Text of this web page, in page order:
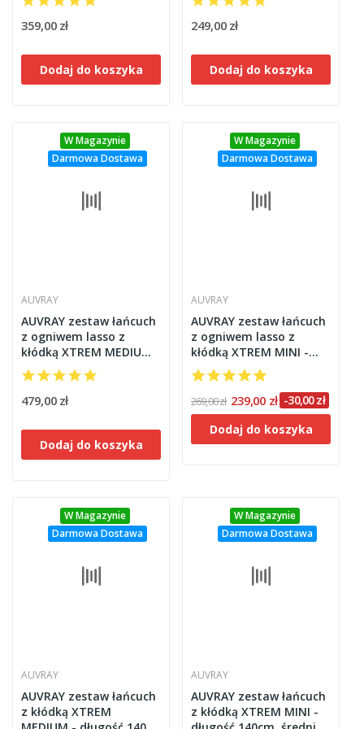
359,00 zł
Dodaj do koszyka
249,00 zł
Dodaj do koszyka
W Magazynie
Darmowa Dostawa
AUVRAY
AUVRAY zestaw łańcuch
z ogniwem lasso z
kłódką XTREM MEDIUM -
długość 120cm, średnica
13,5mm (klasa S.R.A.)
479,00 zł
Dodaj do koszyka
W Magazynie
Darmowa Dostawa
AUVRAY
AUVRAY zestaw łańcuch
z ogniwem lasso z
kłódką XTREM MINI -
długość 120cm, średnica
12mm
269,00 zł 239,00 zł -30,00 zł
Dodaj do koszyka
W Magazynie
Darmowa Dostawa
AUVRAY
AUVRAY zestaw łańcuch
z kłódką XTREM
W Magazynie
Darmowa Dostawa
AUVRAY
AUVRAY zestaw łańcuch
z kłódką XTREM MINI -